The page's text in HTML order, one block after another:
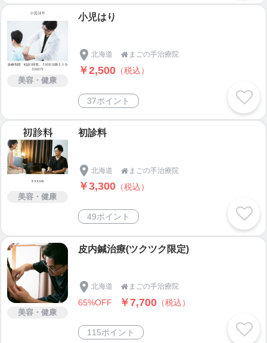
外見まで素敵に出来るしっかり勉強した美容鍼灸は
新しいまごの手治療院の幕開けになりました。
さらに2023年１月に整体をしたいと言う方の為に整
骨から今までの経験を活かし、まごの手整体を創
設。
「関わる人が喜んでくれるにはどうしたら良い
か？」を体現する治療院。
是非、当院を存分に楽しんでいって下さいね。
まずは、お電話0158-46-3505
またはLINEにてお悩みある方はご相談ください。
https://www.instagram.com/magonote.off
LINE→https://lin.ee/zVEYgHY
住所→北海道遠軽町豊里６４番地９５
駐車場→3台
当店で使う登録1分簡単！
https://tsuku2app.page.link/?link=https%3A%2F%2Ft
美容・健康
小児はり
北海道  まごの手治療院
￥2,500 （税込）
37ポイント
美容・健康
初診料
北海道  まごの手治療院
￥3,300 （税込）
49ポイント
美容・健康
皮内鍼治療(ツクツク限定)
北海道  まごの手治療院
65%OFF ￥7,700 （税込）
115ポイント